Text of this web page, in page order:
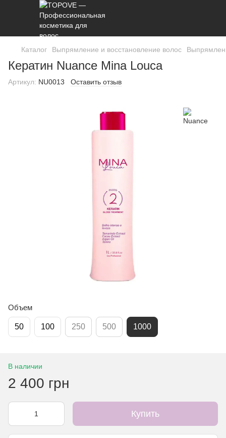
Каталог Выпрямление и восстановление волос
Кератин Nuance Mina Louca
Артикул: NU0013 Оставить отзыв
Объем
50 100 250 500 1000
В наличии
2 400 грн
Купить